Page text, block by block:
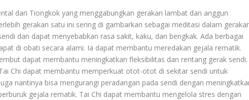
dari Tiongkok yang menggabungkan gerakan lambat dan anggun
gerakan satu ini sering di gambarkan sebagai meditasi dalam
dan dapat menyebabkan rasa sakit, kaku, dan bengkak. Ada berbagai
di obati secara alami. Ia dapat membantu meredakan gejala rematik.
dapat membantu meningkatkan fleksibilitas dan rentang gerak sendi.
Chi dapat membantu memperkuat otot-otot di sekitar sendi untuk
nantinya bisa mengurangi peradangan pada sendi dengan
gejala rematik. Tai Chi dapat membantu mengelola stres dengan